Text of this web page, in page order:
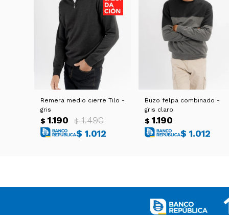
Remera medio cierre Tilo -
gris
$ 1.190 $ 1.490
$ 1.012
Buzo felpa combinado -
gris claro
$ 1.190
$ 1.012